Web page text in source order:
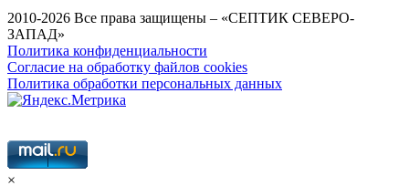
2010-2026 Все права защищены – «СЕПТИК СЕВЕРО-
ЗАПАД»
Политика конфиденциальности
Согласие на обработку файлов cookies
Политика обработки персональных данных
×